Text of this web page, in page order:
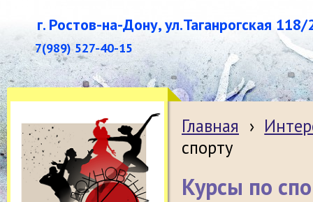
г. Ростов-на-Дону, ул.Таганрогская 118/
7(989) 527-40-15
Главная ›
спорту
Курсы по